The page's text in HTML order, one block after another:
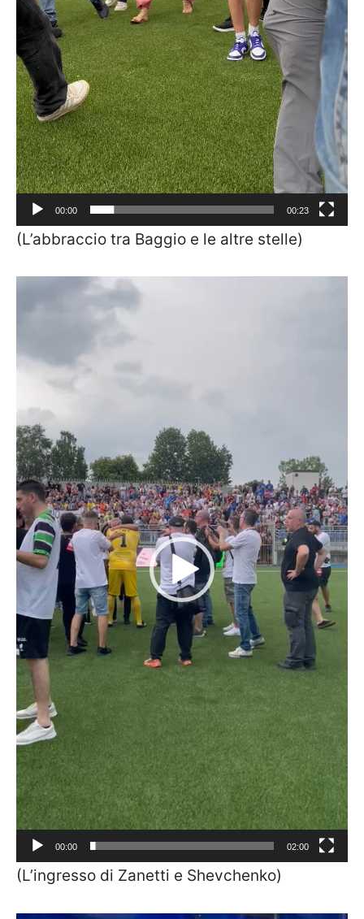
00:00 00:23
(L’abbraccio tra Baggio e le altre stelle)
Video
00:00 02:00
(L’ingresso di Zanetti e Shevchenko)